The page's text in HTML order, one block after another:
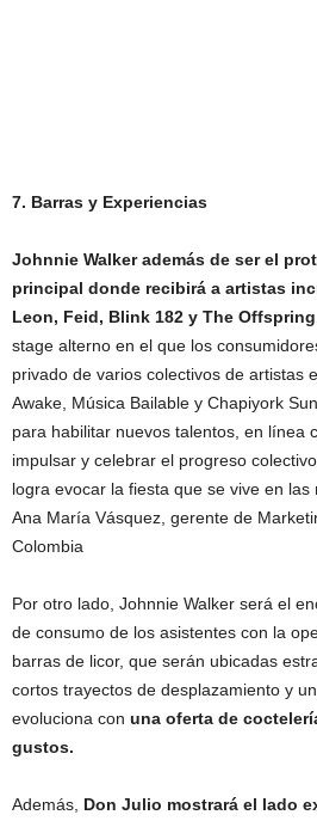
7. Barras y Experiencias
Johnnie Walker además de ser el
principal donde recibirá a artistas
Leon, Feid, Blink 182 y The Offspring
stage alterno en el que los
privado de varios colectivos de artistas
Awake, Música Bailable y Chapiyork
para habilitar nuevos talentos, en línea
impulsar y celebrar el progreso
logra evocar la fiesta que se vive en las
Ana María Vásquez, gerente de
Colombia
Por otro lado, Johnnie Walker será el
de consumo de los asistentes con la
barras de licor, que serán ubicadas
cortos trayectos de desplazamiento y
evoluciona con una oferta de
gustos.
Además, Don Julio mostrará el lado